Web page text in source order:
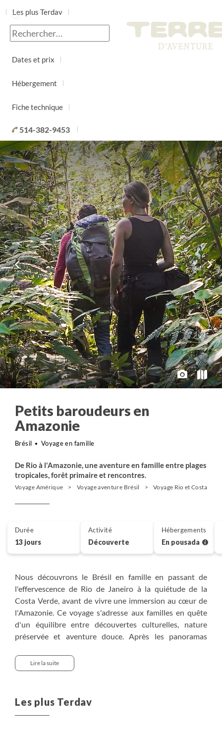
Les plus Terdav
Jour par jour
Dates et prix
Hébergement
Fiche technique
514-382-9453
Petits baroudeurs en
Amazonie
Brésil Voyage en famille
De Rio à l'Amazonie, une aventure en famille entre plages
tropicales, forêt primaire et rencontres.
Voyage Amérique Voyage aventure Brésil Voyage Rio et Costa
Nous découvrons le Brésil en famille en passant de
l'effervescence de Rio de Janeiro à la quiétude de la
Costa Verde, avant de vivre une immersion au cœur de
l'Amazonie. Ce voyage s'adresse aux familles en quête
d'un équilibre entre découvertes culturelles, nature
préservée et aventure douce. Après les panoramas
ville classée et les îles tropicales qui bordent la Costa
Verde. Puis, changement de décor : les rivières du Rio
Balades en pirogue, observations de la faune, rencontres
avec les habitants et baignades ponctuent cette
Lire la suite
Les plus Terdav
Durée
13 jours
Activité
Découverte
Hébergements
En pousada